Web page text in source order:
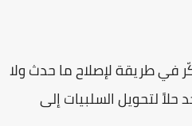
في طريقة لإصلاح ما حدث ولا
حلاً لتحويل السلبيات إلى